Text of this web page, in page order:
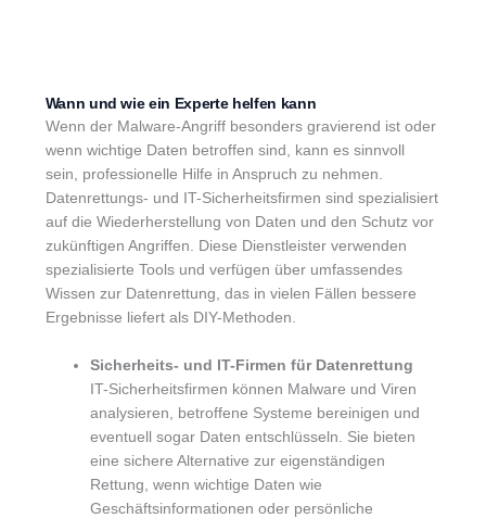
Wann und wie ein Experte helfen kann
Wenn der Malware-Angriff besonders gravierend ist oder
wenn wichtige Daten betroffen sind, kann es sinnvoll
sein, professionelle Hilfe in Anspruch zu nehmen.
Datenrettungs- und IT-Sicherheitsfirmen sind spezialisiert
auf die Wiederherstellung von Daten und den Schutz vor
zukünftigen Angriffen. Diese Dienstleister verwenden
spezialisierte Tools und verfügen über umfassendes
Wissen zur Datenrettung, das in vielen Fällen bessere
Ergebnisse liefert als DIY-Methoden.
Sicherheits- und IT-Firmen für Datenrettung
IT-Sicherheitsfirmen können Malware und Viren
analysieren, betroffene Systeme bereinigen und
eventuell sogar Daten entschlüsseln. Sie bieten
eine sichere Alternative zur eigenständigen
Rettung, wenn wichtige Daten wie
Geschäftsinformationen oder persönliche